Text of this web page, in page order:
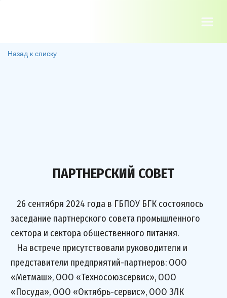
Назад к списку
ПАРТНЕРСКИЙ СОВЕТ
26 сентября 2024 года в ГБПОУ БГК состоялось
заседание партнерского совета промышленного
сектора и сектора общественного питания.
На встрече присутствовали руководители и
представители предприятий-партнеров: ООО
«Метмаш», ООО «Техносоюзсервис», ООО
«Посуда», ООО «Октябрь-сервис», ООО ЗЛК